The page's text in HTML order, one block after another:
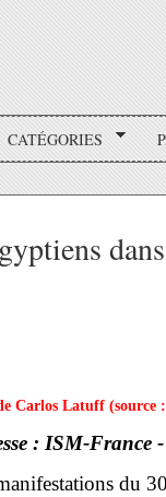
CATÉGORIES
Carlos Latuff (source :
: ISM-
du